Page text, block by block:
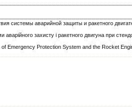
системы аварийной защиты и ракетного
аварійного захисту і ракетного двигуна при
Emergency Protection System and the Rocket